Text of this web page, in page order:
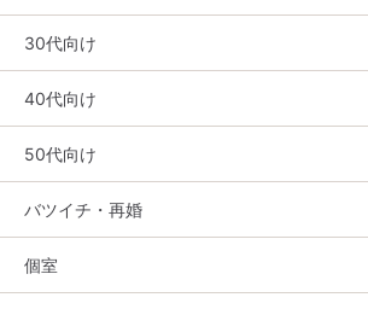
30代向け
40代向け
50代向け
バツイチ・再婚
個室